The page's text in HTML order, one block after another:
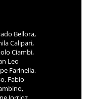
Bellora,
Calipari,
Ciambi,
Leo
Farinella,
Fabio